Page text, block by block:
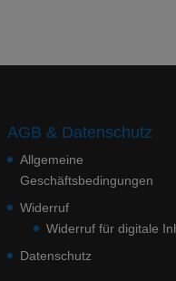
AGB & Datenschutz
Allgemeine
Geschäftsbedingungen
Widerruf
Widerruf für digitale
Datenschutz